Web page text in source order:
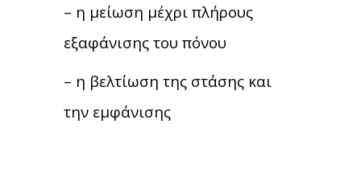
– η μείωση μέχρι πλήρους
εξαφάνισης του πόνου
– η βελτίωση της στάσης και
την εμφάνισης